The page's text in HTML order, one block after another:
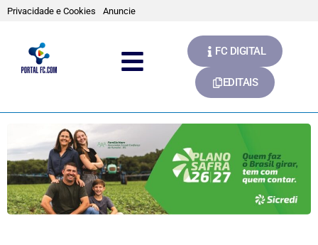
Privacidade e Cookies Anuncie
FC DIGITAL
EDITAIS